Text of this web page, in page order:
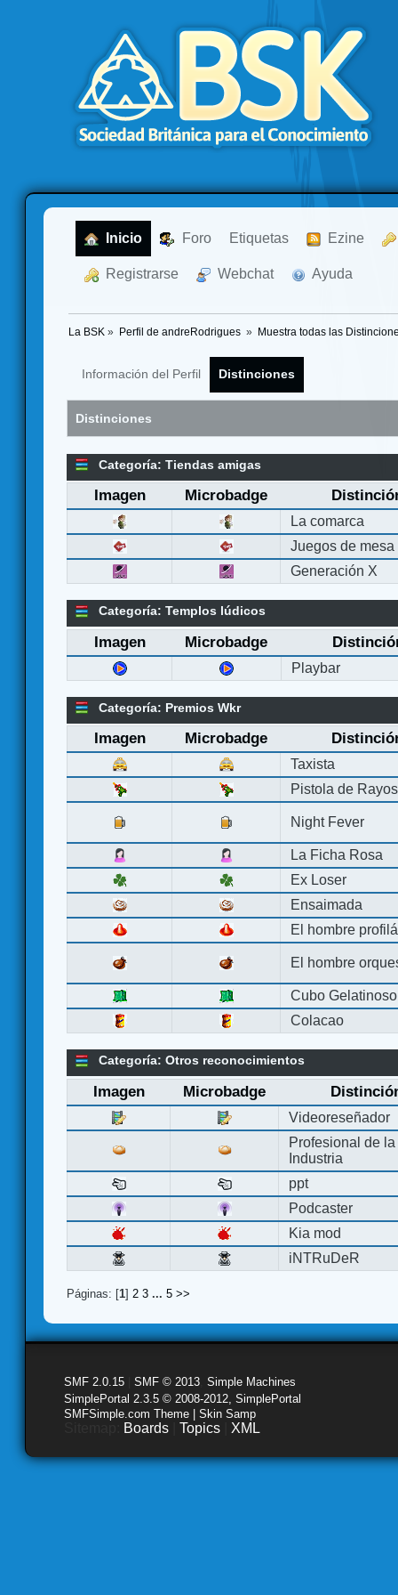
Inicio Foro Etiquetas Ezine
Registrarse Webchat Ayuda
La BSK » Perfil de andreRodrigues » Muestra todas las
Información del Perfil Distinciones
Distinciones
Categoría: Tiendas amigas
Imagen Microbadge
La comarca
Juegos de mesa
Generación X
Categoría: Templos lúdicos
Imagen Microbadge
Playbar
Categoría: Premios Wkr
Imagen Microbadge
Taxista
Pistola de Rayos
Night Fever
La Ficha Rosa
Ex Loser
Ensaimada
El hombre
El hombre
Cubo Gelatinoso
Colacao
Categoría: Otros reconocimientos
Imagen Microbadge
Videoreseñador
Profesional de la
Industria
ppt
Podcaster
Kia mod
iNTRuDeR
Páginas: [1] 2 3 ... 5 >>
SMF 2.0.15 SMF © 2013 Simple Machines
SimplePortal 2.3.5 © 2008-2012, SimplePortal
SMFSimple.com Theme | Skin Samp
Boards Topics XML